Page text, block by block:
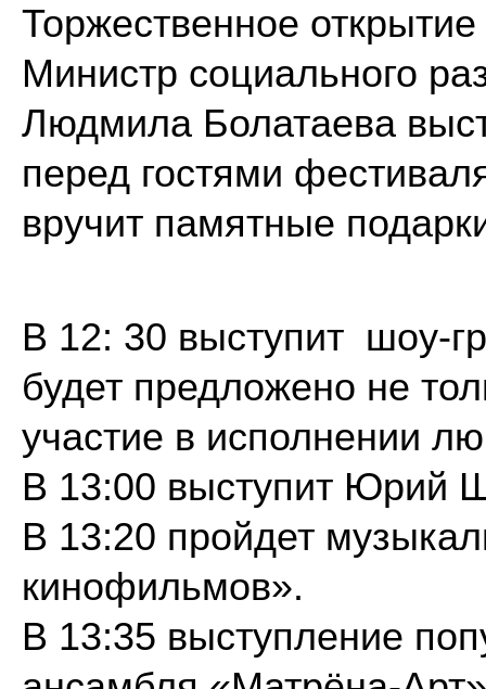
Торжественное
Министр социального
Людмила Болатаева
перед гостями
вручит памятные
В 12: 30 выступит шоу-
будет предложено не
участие в исполнении
В 13:00 выступит Юрий
В 13:20 пройдет
кинофильмов».
В 13:35 выступление